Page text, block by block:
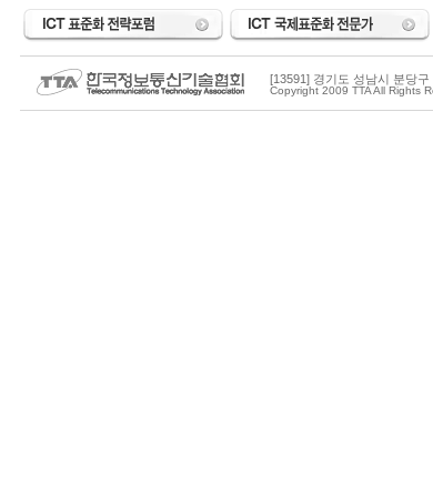
[13591] 경기도 성남시 분당
Copyright 2009 TTA All Rights